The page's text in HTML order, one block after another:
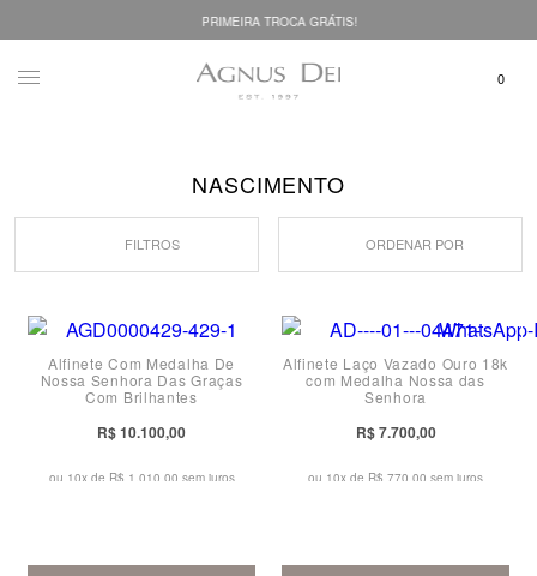
PRIMEIRA TROCA GRÁTIS!
NASCIMENTO
FILTROS ORDENAR POR
Alfinete Com Medalha De
Nossa Senhora Das Graças
Com Brilhantes
R$ 10.100,00
ou 10x de R$ 1.010,00 sem juros
Alfinete Laço Vazado Ouro 18k
com Medalha Nossa das
Senhora
R$ 7.700,00
ou 10x de R$ 770,00 sem juros